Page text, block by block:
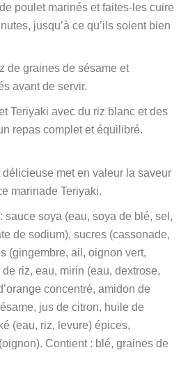
poulet marinés et faites-les cuire
jusqu’à ce qu’ils soient bien
de graines de sésame et
avant de servir.
Teriyaki avec du riz blanc et des
repas complet et équilibré.
met en valeur la saveur
marinade Teriyaki.
sauce soya (eau, soya de blé, sel,
de sodium), sucres (cassonade,
(gingembre, ail, oignon vert,
riz, eau, mirin (eau, dextrose,
concentré, amidon de
jus de citron, huile de
(eau, riz, levure) épices,
Contient : blé, graines de